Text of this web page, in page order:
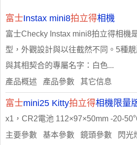
富士Instax mini8拍立得相機
富士Checky Instax mini8拍立得相機
型，外觀設計與以往截然不同。5種
與其相契合的專屬名字：白色...
產品概述 產品參數 其它信息
富士mini25 Kitty拍立得相機限量
x1，CR2電池 112×97×50mm -20-
主要參數 基本參數 鏡頭參數 閃光